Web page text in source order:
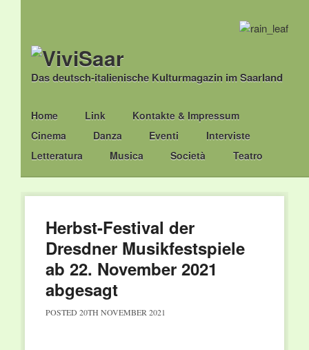
Das deutsch-italienische Kulturmagazin im Saarland
Main menu
Skip
to
content
Home Link
Kontakte & Impressum
Cinema
Danza Eventi
Interviste
Letteratura
Musica Società Teatro
Herbst-Festival der
Dresdner Musikfestspiele
ab 22. November 2021
abgesagt
POSTED 20TH NOVEMBER 2021